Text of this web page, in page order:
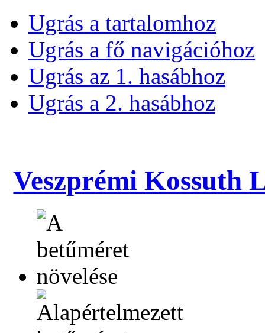
Ugrás a tartalomhoz
Ugrás a fő navigációhoz
Ugrás az 1. hasábhoz
Ugrás a 2. hasábhoz
Veszprémi Kossuth